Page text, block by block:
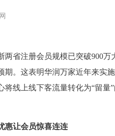
省注册会员规模已突破900万
期。这表明华润万家近年来实
将线上线下客流量转化为“留量
惠让会员惊喜连连